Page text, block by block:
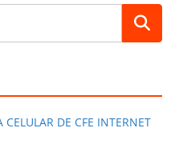
DE CFE INTERNET